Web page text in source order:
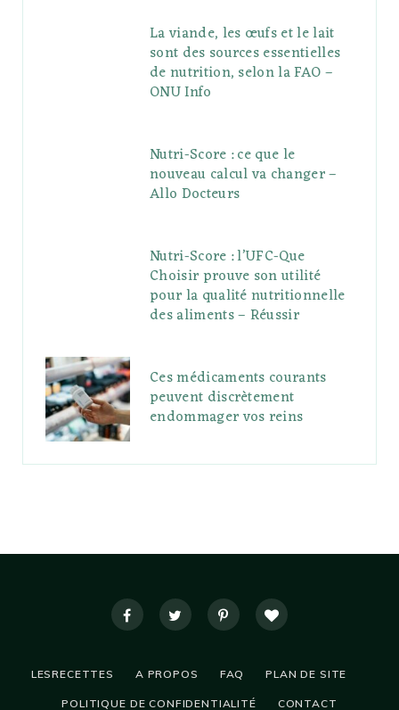
La viande, les œufs et le lait
sont des sources essentielles
de nutrition, selon la FAO –
ONU Info
Nutri-Score : ce que le
nouveau calcul va changer –
Allo Docteurs
Nutri-Score : l’UFC-Que
Choisir prouve son utilité
pour la qualité nutritionnelle
des aliments – Réussir
Ces médicaments courants
peuvent discrètement
endommager vos reins
LESRECETTES A PROPOS FAQ PLAN DE SITE
POLITIQUE DE CONFIDENTIALITÉ CONTACT